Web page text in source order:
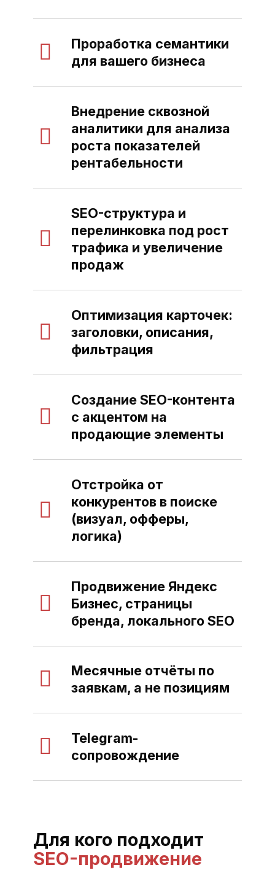
Проработка семантики
для вашего бизнеса
Внедрение сквозной
аналитики для анализа
роста показателей
рентабельности
SEO-структура и
перелинковка под рост
трафика и увеличение
продаж
Оптимизация карточек:
заголовки, описания,
фильтрация
Создание SEO-контента
с акцентом на
продающие элементы
Отстройка от
конкурентов в поиске
(визуал, офферы,
логика)
Продвижение Яндекс
Бизнес, страницы
бренда, локального SEO
Месячные отчёты по
заявкам, а не позициям
Telegram-
сопровождение
Для кого подходит
SEO-продвижение